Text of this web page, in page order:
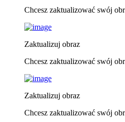
Chcesz zaktualizować swój
Zaktualizuj obraz
Chcesz zaktualizować swój
Zaktualizuj obraz
Chcesz zaktualizować swój